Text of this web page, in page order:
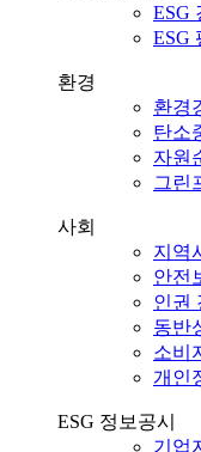
ESG
ESG
환경
환경
탄소
자원
그린
사회
지역
안전
인권
동반
소비
개인
ESG 정보공시
기업